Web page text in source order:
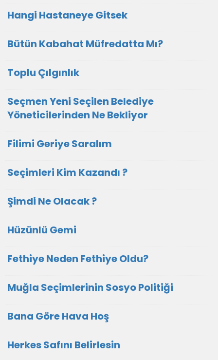
Hangi Hastaneye Gitsek
Bütün Kabahat Müfredatta Mı?
Toplu Çılgınlık
Seçmen Yeni Seçilen Belediye
Yöneticilerinden Ne Bekliyor
Filimi Geriye Saralım
Seçimleri Kim Kazandı ?
Şimdi Ne Olacak ?
Hüzünlü Gemi
Fethiye Neden Fethiye Oldu?
Muğla Seçimlerinin Sosyo Politiği
Bana Göre Hava Hoş
Herkes Safını Belirlesin